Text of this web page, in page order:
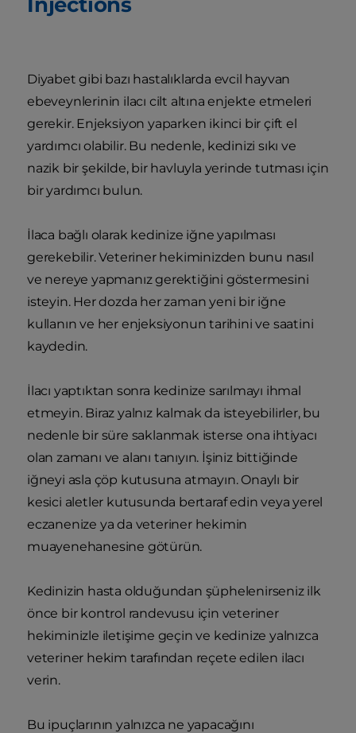
Diyabet gibi bazı hastalıklarda evcil hayvan
ebeveynlerinin ilacı cilt altına enjekte etmeleri
gerekir. Enjeksiyon yaparken ikinci bir çift el
yardımcı olabilir. Bu nedenle, kedinizi sıkı ve
nazik bir şekilde, bir havluyla yerinde tutması için
bir yardımcı bulun.
İlaca bağlı olarak kedinize iğne yapılması
gerekebilir. Veteriner hekiminizden bunu nasıl
ve nereye yapmanız gerektiğini göstermesini
isteyin. Her dozda her zaman yeni bir iğne
kullanın ve her enjeksiyonun tarihini ve saatini
kaydedin.
İlacı yaptıktan sonra kedinize sarılmayı ihmal
etmeyin. Biraz yalnız kalmak da isteyebilirler, bu
nedenle bir süre saklanmak isterse ona ihtiyacı
olan zamanı ve alanı tanıyın. İşiniz bittiğinde
iğneyi asla çöp kutusuna atmayın. Onaylı bir
kesici aletler kutusunda bertaraf edin veya yerel
eczanenize ya da veteriner hekimin
muayenehanesine götürün.
Kedinizin hasta olduğundan şüphelenirseniz ilk
önce bir kontrol randevusu için veteriner
hekiminizle iletişime geçin ve kedinize yalnızca
veteriner hekim tarafından reçete edilen ilacı
verin.
Bu ipuçlarının yalnızca ne yapacağını